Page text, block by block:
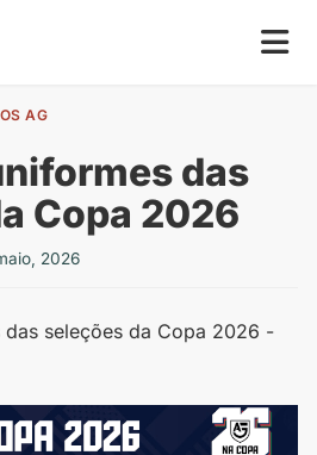
AG
das
Copa 2026
2026